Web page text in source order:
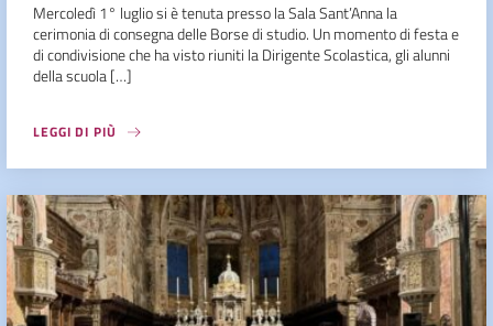
Mercoledì 1° luglio si è tenuta presso la Sala Sant’Anna la
cerimonia di consegna delle Borse di studio. Un momento di festa e
di condivisione che ha visto riuniti la Dirigente Scolastica, gli alunni
della scuola […]
LEGGI DI PIÙ